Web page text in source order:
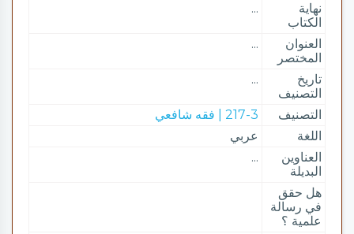
نهاية
الكتاب
...
العنوان
المختصر
...
تاريخ
التصنيف
...
التصنيف
217-3 | فقه شافعي
اللغة
عربي
العناوين
البديلة
...
هل حقق
في رسالة
علمية ؟